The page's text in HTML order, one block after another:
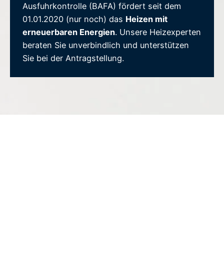
Ausfuhrkontrolle (BAFA) fördert seit dem
01.01.2020 (nur noch) das Heizen mit
erneuerbaren Energien. Unsere Heizexperten
beraten Sie unverbindlich und unterstützen
Sie bei der Antragstellung.